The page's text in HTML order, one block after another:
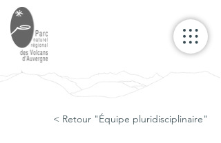
< Retour "Équipe pluridisciplinaire"